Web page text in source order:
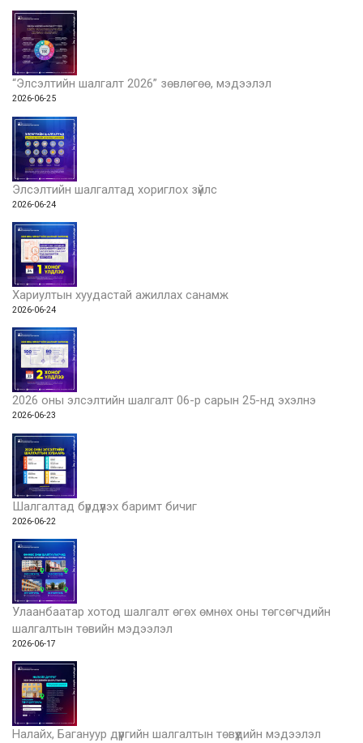
“Элсэлтийн шалгалт 2026” зөвлөгөө, мэдээлэл
2026-06-25
Элсэлтийн шалгалтад хориглох зүйлс
2026-06-24
Хариултын хуудастай ажиллах санамж
2026-06-24
2026 оны элсэлтийн шалгалт 06-р сарын 25-нд эхэлнэ
2026-06-23
Шалгалтад бүрдүүлэх баримт бичиг
2026-06-22
Улаанбаатар хотод шалгалт өгөх өмнөх оны төгсөгчдийн
шалгалтын төвийн мэдээлэл
2026-06-17
Налайх, Багануур дүүргийн шалгалтын төвүүдийн мэдээлэл